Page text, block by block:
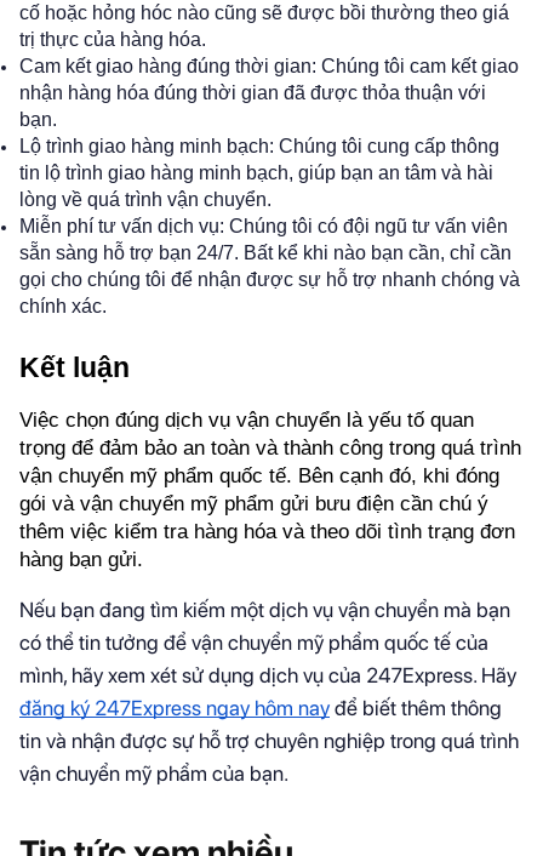
cố hoặc hỏng hóc nào cũng sẽ được bồi thường theo giá
trị thực của hàng hóa.
Cam kết giao hàng đúng thời gian: Chúng tôi cam kết giao
nhận hàng hóa đúng thời gian đã được thỏa thuận với
bạn.
Lộ trình giao hàng minh bạch: Chúng tôi cung cấp thông
tin lộ trình giao hàng minh bạch, giúp bạn an tâm và hài
lòng về quá trình vận chuyển.
Miễn phí tư vấn dịch vụ: Chúng tôi có đội ngũ tư vấn viên
sẵn sàng hỗ trợ bạn 24/7. Bất kể khi nào bạn cần, chỉ cần
gọi cho chúng tôi để nhận được sự hỗ trợ nhanh chóng và
chính xác.
Kết luận
Việc chọn đúng dịch vụ vận chuyển là yếu tố quan
trọng để đảm bảo an toàn và thành công trong quá trình
vận chuyển mỹ phẩm quốc tế. Bên cạnh đó, khi đóng
gói và vận chuyển mỹ phẩm gửi bưu điện cần chú ý
thêm việc kiểm tra hàng hóa và theo dõi tình trạng đơn
hàng bạn gửi.
Nếu bạn đang tìm kiếm một dịch vụ vận chuyển mà bạn
có thể tin tưởng để vận chuyển mỹ phẩm quốc tế của
mình, hãy xem xét sử dụng dịch vụ của 247Express. Hãy
đăng ký 247Express ngay hôm nayđể biết thêm thông
tin và nhận được sự hỗ trợ chuyên nghiệp trong quá trình
vận chuyển mỹ phẩm của bạn.